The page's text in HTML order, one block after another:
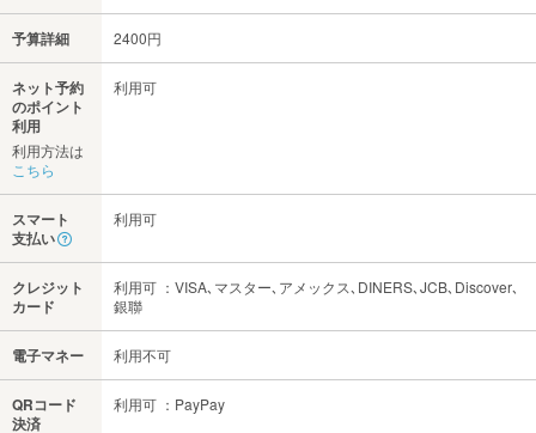
予算詳細 2400円
ネット予約
のポイント
利用
利用方法は
こちら
利用可
スマート
支払い
利用可
クレジット
カード
利用可 ：VISA､マスター､アメックス､DINERS､JCB､Discover､
銀聯
電子マネー 利用不可
QRコード
決済
利用可 ：PayPay